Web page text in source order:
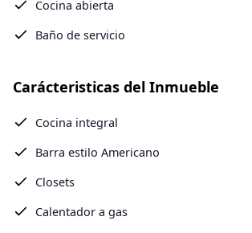
Cocina abierta
Baño de servicio
Carácteristicas del Inmueble
Cocina integral
Barra estilo Americano
Closets
Calentador a gas